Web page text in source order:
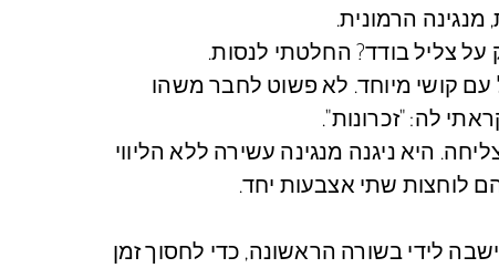
מנגינה הרמונית.
צליל בודד? החלטתי לנסות.
קושי מיוחד. לא פשוט לחבר משהו
לה: "זכרונות".
היא ניגנה מנגינה עשירה ללא הליווי
לוחצות שתי אצבעות יחד.
לידי בשורה הראשונה, כדי לחסוך זמן